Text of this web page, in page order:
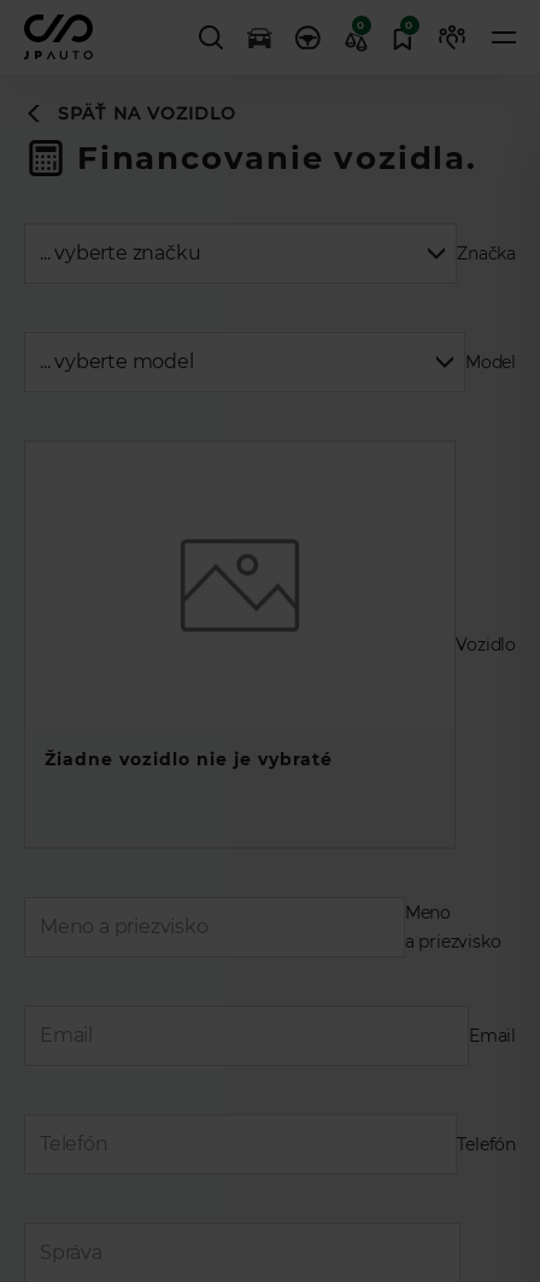
0 0
SPÄŤ NA VOZIDLO
Financovanie vozidla.
Značka
Model
Žiadne vozidlo nie je vybraté
Vozidlo
Meno
a priezvisko
Email
Telefón